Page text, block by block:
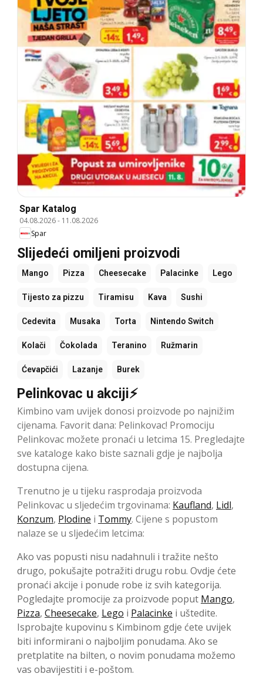
Spar Katalog
04.08.2026- 11.08.2026
Spar
Slijedeći omiljeni proizvodi
Mango Pizza Cheesecake Palacinke Lego
Tijesto za pizzu Tiramisu Kava Sushi
Cedevita Musaka Torta Nintendo Switch
Kolači Čokolada Teranino Ružmarin
Ćevapčići Lazanje Burek
Pelinkovac u akciji⚡
Kimbino vam uvijek donosi proizvode po najnižim
cijenama. Favorit dana: Pelinkovac! Promociju
Pelinkovac možete pronaći u letcima 15. Pregledajte
sve kataloge kako biste saznali gdje je najbolja
dostupna cijena.
Trenutno je u tijeku rasprodaja proizvoda
Pelinkovac u sljedećim trgovinama: Kaufland, Lidl,
Konzum, Plodine i Tommy. Cijene s popustom
nalaze se u sljedećim letcima:
Ako vas popusti nisu nadahnuli i tražite nešto
drugo, pokušajte potražiti drugu robu. Ovdje ćete
pronaći akcije i ponude robe iz svih kategorija.
Pogledajte promocije za proizvode poput Mango,
Pizza, Cheesecake, Lego i Palacinke i uštedite.
Isprobajte kupovinu s Kimbinom gdje ćete uvijek
biti informirani o najboljim ponudama. Ako se
pretplatite na bilten, o novim ponudama možemo
vas obavijestiti i e-poštom.